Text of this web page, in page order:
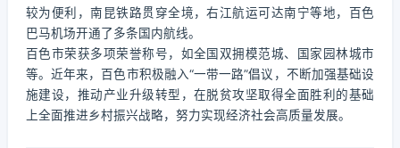
较为便利，南昆铁路贯穿全境，右江航运可达南宁等地，百色
巴马机场开通了多条国内航线。
百色市荣获多项荣誉称号，如全国双拥模范城、国家园林城市
等。近年来，百色市积极融入“一带一路”倡议，不断加强基础设
施建设，推动产业升级转型，在脱贫攻坚取得全面胜利的基础
上全面推进乡村振兴战略，努力实现经济社会高质量发展。